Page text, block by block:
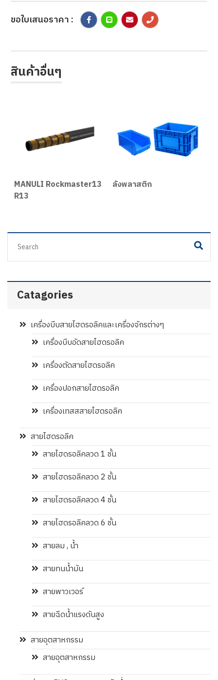
ขอใบเสนอราคา :
สินค้าอื่นๆ
MANULI Rockmaster13
R13
ลังพลาสติก
Catagories
เครื่องบีบสายไฮดรอลิคและเครื่องจักรต่างๆ
เครื่องบีบอัดสายไฮดรอลิค
เครื่องตัดสายไฮดรอลิค
เครื่องปอกสายไฮดรอลิค
เครื่องเทสสสายไฮดรอลิค
สายไฮดรอลิค
สายไฮดรอลิคลวด 1 ชั้น
สายไฮดรอลิคลวด 2 ชั้น
สายไฮดรอลิคลวด 4 ชั้น
สายไฮดรอลิคลวด 6 ชั้น
สายลม , น้ำ
สายทนน้ำมัน
สายพาวเวอร์
สายฉีดน้ำแรงดันสูง
สายอุตสาหกรรม
สายอุตสาหกรรม